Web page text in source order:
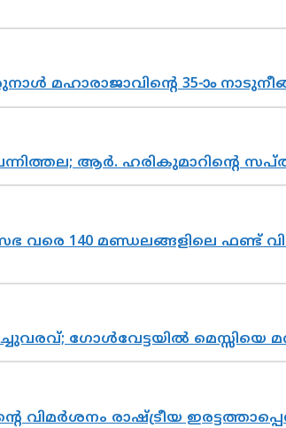
മഹാരാജാവിന്റെ 35-ാം
ആർ.
140 മണ്ഡലങ്ങളിലെ ഫണ്ട്
ഗോൾവേട്ടയിൽ മെസ്സിയെ
രാഷ്ട്രീയ